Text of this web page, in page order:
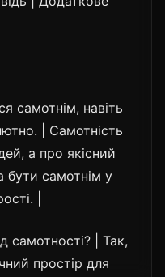
самотнім, навіть
| Самотність
а про якісний
бути самотнім у
|
самотності? | Так,
простір для